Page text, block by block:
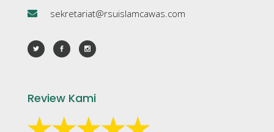
sekretariat@rsuislamcawas.com
Review Kami